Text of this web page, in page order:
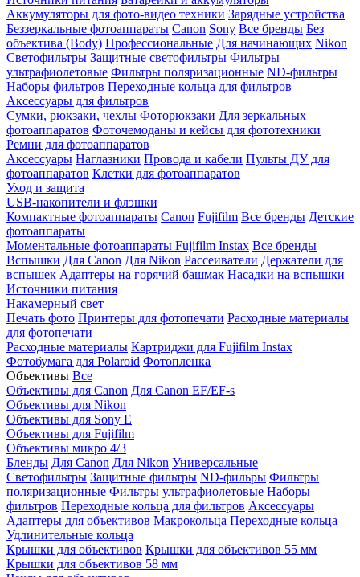
Аккумуляторы для фото-видео техники Зарядные устройства
Беззеркальные фотоаппараты Canon Sony Все бренды Без
объектива (Body) Профессиональные Для начинающих Nikon
Светофильтры Защитные светофильтры Фильтры
ультрафиолетовые Фильтры поляризационные ND-фильтры
Наборы фильтров Переходные кольца для фильтров
Аксессуары для фильтров
Сумки, рюкзаки, чехлы Фоторюкзаки Для зеркальных
фотоаппаратов Фоточемоданы и кейсы для фототехники
Ремни для фотоаппаратов
Аксессуары Наглазники Провода и кабели Пульты ДУ для
фотоаппаратов Клетки для фотоаппаратов
Уход и защита
USB-накопители и флэшки
Компактные фотоаппараты Canon Fujifilm Все бренды Детские
фотоаппараты
Моментальные фотоаппараты Fujifilm Instax Все бренды
Вспышки Для Canon Для Nikon Рассеиватели Держатели для
вспышек Адаптеры на горячий башмак Насадки на вспышки
Источники питания
Накамерный свет
Печать фото Принтеры для фотопечати Расходные материалы
для фотопечати
Расходные материалы Картриджи для Fujifilm Instax
Фотобумага для Polaroid Фотопленка
Объективы Все
Объективы для Canon Для Canon EF/EF-s
Объективы для Nikon
Объективы для Sony E
Объективы для Fujifilm
Объективы микро 4/3
Бленды Для Canon Для Nikon Универсальные
Светофильтры Защитные фильтры ND-фильры Фильтры
поляризационные Фильтры ультрафиолетовые Наборы
фильтров Переходные кольца для фильтров Аксессуары
Адаптеры для объективов Макрокольца Переходные кольца
Удлинительные кольца
Крышки для объективов Крышки для объективов 55 мм
Крышки для объективов 58 мм